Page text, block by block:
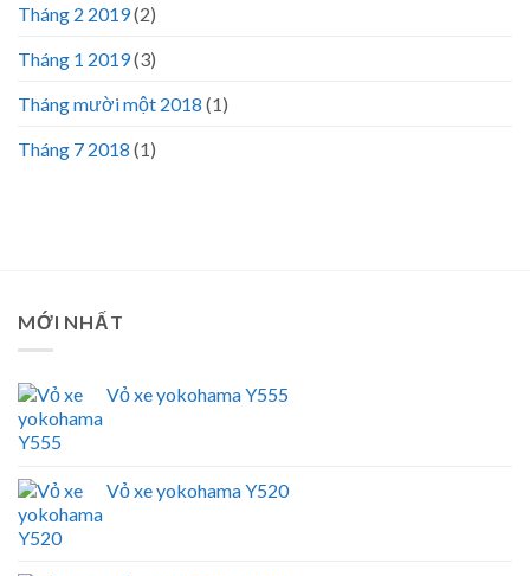
Tháng 2 2019(2)
Tháng 1 2019(3)
Tháng mười một 2018 (1)
Tháng 7 2018 (1)
MỚI NHẤT
Vỏ xe yokohama Y555
Vỏ xe yokohama Y520